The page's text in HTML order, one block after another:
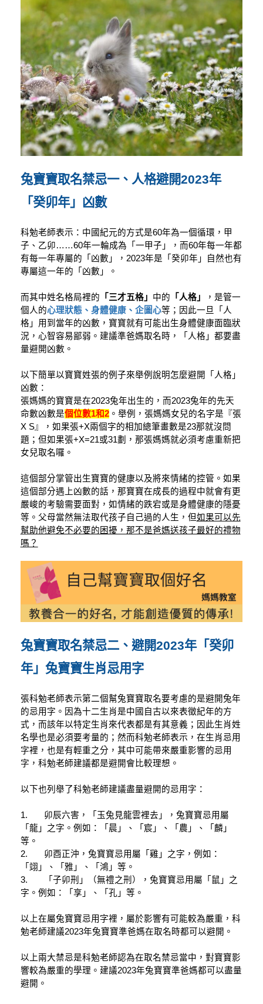
兔寶寶取名禁忌一、人格避開2023年
「癸卯年」凶數
科勉老師表示：中國紀元的方式是60年為一個循環， 甲
子、乙卯……60年一輪成為「一甲子」， 而60年每一年都
有每一年專屬的「凶數」，2023年是「癸卯年」自然也有
專屬這一年的「凶數」。
而其中姓名格局裡的 「三才五格」 中的 「人格」 ， 是管一
個人的心理狀態、身體健康、企圖心等； 因此一旦「人
格」用到當年的凶數，寶寶就有可能出生身體健康面臨狀
況， 心智容易鄙弱。建議準爸媽取名時，「人格」都要盡
量避開凶數。
以下簡單以寶寶姓張的例子來舉例說明怎麼避開「人格」
凶數：
張媽媽的寶寶是在2023兔年出生的，而2023兔年的先天
命數凶數是個位數1和2。 舉例，張媽媽女兒的名字是『張
X S』， 如果張+X兩個字的相加總筆畫數是23那就沒問
題； 但如果張+X=21或31劃，那張媽媽就必須考慮重新把
女兒取名囉。
這個部分掌管出生寶寶的健康以及將來情緒的控管。 如果
這個部分遇上凶數的話， 那寶寶在成長的過程中就會有更
嚴峻的考驗需要面對， 如情緒的跌宕或是身體健康的隱憂
等。 父母當然無法取代孩子自己過的人生，但如果可以先
幫助他避免不必要的困擾，那不是爸媽送孩子最好的禮物
嗎？
兔寶寶取名禁忌二、避開2023年「癸卯
年」兔寶寶生肖忌用字
張科勉老師表示第二個幫兔寶寶取名要考慮的是避開兔年
的忌用字。因為十二生肖是中國自古以來表徵紀年的方
式，而該年以特定生肖來代表都是有其意義；因此生肖姓
名學也是必須要考量的；然而科勉老師表示，在生肖忌用
字裡，也是有輕重之分，其中可能帶來嚴重影響的忌用
字，科勉老師建議都是避開會比較理想。
以下也列舉了科勉老師建議盡量避開的忌用字：
1.       卯辰六害，「玉兔見龍雲裡去」，兔寶寶忌用屬
「龍」之字。例如：「晨」、「宸」、「農」、「麟」
等。
2.       卯酉正沖，兔寶寶忌用屬「雞」之字，例如：
「翊」、「雅」、「鴻」等。
3.       「子卯刑」（無禮之刑），兔寶寶忌用屬「鼠」之
字。例如：「享」、「孔」等。
以上在屬兔寶寶忌用字裡，屬於影響有可能較為嚴重，科
勉老師建議2023年兔寶寶準爸媽在取名時都可以避開。
以上兩大禁忌是科勉老師認為在取名禁忌當中，對寶寶影
響較為嚴重的學理。建議2023年兔寶寶準爸媽都可以盡量
避開。